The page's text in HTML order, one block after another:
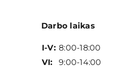
Darbo laikas
I-V: 8:00-18:00
VI:
9:00-14:00